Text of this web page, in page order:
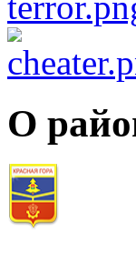
О